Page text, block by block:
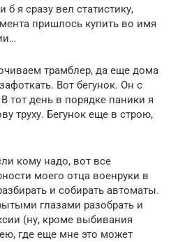
я сразу вел статистику,
пришлось купить во имя
трамблер, да еще дома
Вот бегунок. Он с
тот день в порядке паники я
труху. Бегунок еще в строю,
кому надо, вот все
моего отца военруки в
и собирать автоматы.
глазами разобрать и
(ну, кроме выбивания
где еще мне это может